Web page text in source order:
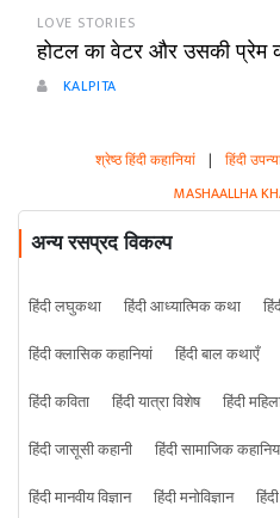
LOVE STORIES
होटल का वेटर और उसकी प्रेम
KALPITA
श्रेष्ठ हिंदी कहानियां | हिंदी
MASHAALLHA
अन्य रसप्रद विकल्प
हिंदी लघुकथा हिंदी आध्यात्मिक कथा
हिंदी क्लासिक कहानियां
हिंदी बाल कथाएँ
हिंदी कविता
हिंदी यात्रा विशेष हिंदी
हिंदी जासूसी कहानी
हिंदी सामाजिक
हिंदी मानवीय विज्ञान
हिंदी मनोविज्ञान